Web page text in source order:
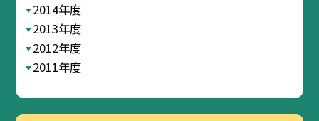
2014年度
2013年度
2012年度
2011年度